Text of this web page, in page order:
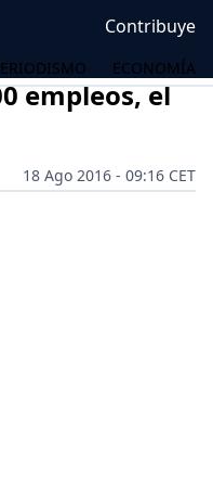
Contribuye
ECONOMÍA
empleos, el
18 Ago 2016 - 09:16 CET